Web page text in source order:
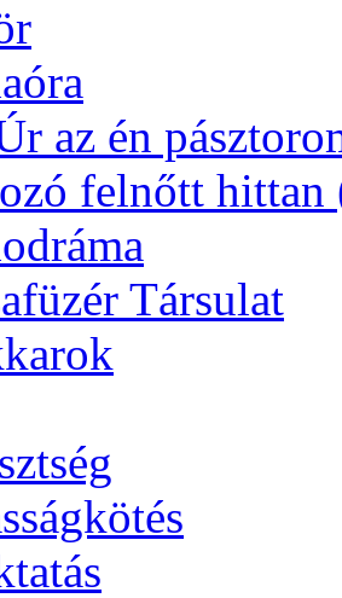
az én
felnőtt hittan
Társulat